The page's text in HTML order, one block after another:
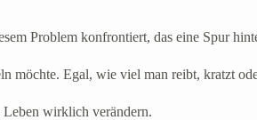
Problem konfrontiert, das eine Spur
möchte. Egal, wie viel man reibt, kratzt
Leben wirklich verändern.